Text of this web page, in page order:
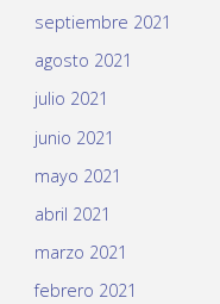
septiembre 2021
agosto 2021
julio 2021
junio 2021
mayo 2021
abril 2021
marzo 2021
febrero 2021